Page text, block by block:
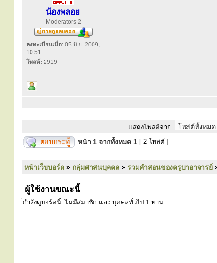
น้องพลอย
Moderators-2
ลงทะเบียนเมื่อ: 05 มิ.ย. 2009,
10:51
โพสต์: 2919
แสดงโพสต์จาก:
หน้า 1 จากทั้งหมด 1 [ 2 โพสต์ ]
หน้าเว็บบอร์ด » กลุ่มศาสนบุคคล » รวมคำสอนของครูบาอาจารย์
ผู้ใช้งานขณะนี้
่กำลังดูบอร์ดนี้: ไม่มีสมาชิก และ บุคคลทั่วไป 1 ท่าน